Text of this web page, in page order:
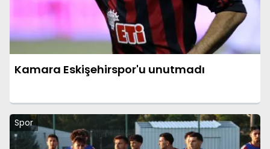
Kamara Eskişehirspor'u unutmadı
Spor